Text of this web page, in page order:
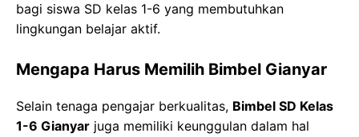
bagi siswa SD kelas 1-6 yang membutuhkan
lingkungan belajar aktif.
Mengapa Harus Memilih Bimbel Gianyar
Selain tenaga pengajar berkualitas, Bimbel SD Kelas
1-6 Gianyar juga memiliki keunggulan dalam hal